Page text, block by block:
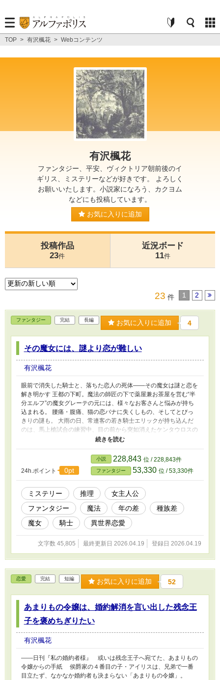
TOP > 有沢楓花 > Webコンテンツ
有沢楓花
ファンタジー、平安、ヴィクトリア朝前後のイ
ギリス、ミステリーなどが好きです。 よろしく
お願いいたします。小説家になろう、カクヨム
などにも投稿しています。
お気に入りに追加
投稿作品
23件
近況ボード
11件
23 件 1 2
ファンタジー 完結 長編 お気に入りに追加 4
その魔女には、謎より恋が難しい
有沢楓花
眼前で消失した騎士と、落ちた恋人の死体――その魔女は謎と恋を
解き明かす 王都の下町。魔法の師匠の下で薬屋兼お茶屋を営む“半
分エルフ”の魔女グレーテの元には、様々なお客さんと悩みが持ち
込まれる。 腰痛・腹痛、猫の恋バナに失くしもの、そしてとびっ
きりの謎も。 大雨の日、常連客の若き騎士エリックが持ち込んだ
のは、馬上槍試合の練習中、目の前から突如消えたケンタウロスの
花形騎士・ユベールの事件だった――。 怠惰な師に命じられて捜
査協力者になったグレーテは、そこでユベールが名門騎士家の嫡男
であり、道ならぬ恋をしていたと知る。 恋人は、貴族の一人娘と
して溺愛される人間のエメライン。 そして両家は王都を走る川の
両岸、かつては共同で建てた橋の修復と権利を巡って争っている真
っ最中。交際を強く反対されていたのだ。 グレーテとエリック
は、塞ぎこむエメラインに会ったが、翌日、彼女の死体が川べりで
発見され……。 中編です。 この作品は他サイトにも掲載していま
す。
24h.ポイント 0pt
小説 228,843 位 / 228,843件
ファンタジー 53,330 位 / 53,330件
ミステリー 推理
女主人公
ファンタジー
魔法 年の差
種族差
魔女
騎士 異世界恋愛
文字数 45,805 最終更新日 2026.04.19 登録日 2026.04.19
恋愛 完結 短編 お気に入りに追加 52
あまりもの令嬢は、婚約解消を言い出した残念王
子を褒めちぎりたい
有沢楓花
――日刊『私の婚約者様』 或いは残念王子へ宛てた、あまりもの
令嬢からの手紙 侯爵家の４番目の子・アイリスは、兄弟で一番
目立たず、なかなか婚約者も決まらない「あまりもの令嬢」。